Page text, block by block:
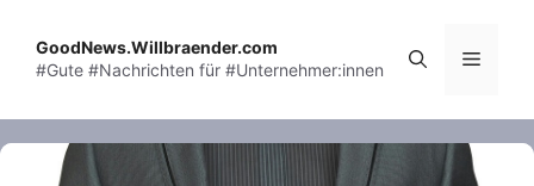
content
GoodNews.Willbraender.com
#Gute #Nachrichten für #Unternehmer:innen
Menu